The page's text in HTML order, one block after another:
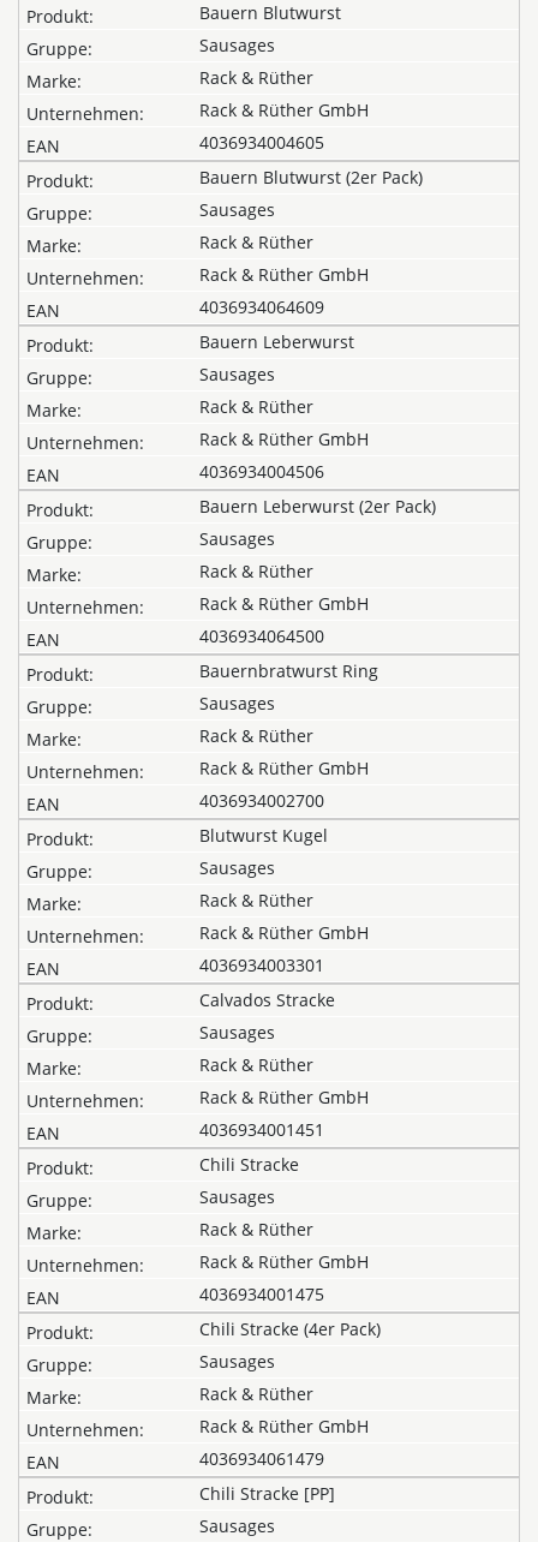
Bauern Blutwurst
Sausages
Rack & Rüther
Rack & Rüther GmbH
4036934004605
Bauern Blutwurst (2er Pack)
Sausages
Rack & Rüther
Rack & Rüther GmbH
4036934064609
Bauern Leberwurst
Sausages
Rack & Rüther
Rack & Rüther GmbH
4036934004506
Bauern Leberwurst (2er Pack)
Sausages
Rack & Rüther
Rack & Rüther GmbH
4036934064500
Bauernbratwurst Ring
Sausages
Rack & Rüther
Rack & Rüther GmbH
4036934002700
Blutwurst Kugel
Sausages
Rack & Rüther
Rack & Rüther GmbH
4036934003301
Calvados Stracke
Sausages
Rack & Rüther
Rack & Rüther GmbH
4036934001451
Chili Stracke
Sausages
Rack & Rüther
Rack & Rüther GmbH
4036934001475
Chili Stracke (4er Pack)
Sausages
Rack & Rüther
Rack & Rüther GmbH
4036934061479
Chili Stracke [PP]
Sausages